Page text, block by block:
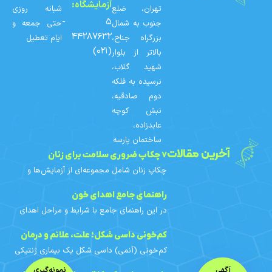
تهران، ضلع
جنوب به شمال
بزرگراه جناح،
بالاتر از بلوار
شهید گلاب،
نرسیده به فلکه
دوم صادقیه،
نبش کوچه
عابدزاده،
ساختمان پارسه
آزمایشگاه:
۵ -
۴۴۲۸۷۶۳۲
(۰۲۱)
شبانه روزی
حتی جمعه و
ایام تعطیل
آخرین مقالات۷ چکاپ ضروری سلامت برای زنان
چکاپ زنان شامل مجموعه‌ای از آزمایش‌ها و
سابقه خانوادگی و عوامل خطر هر فرد
برنامه‌ریزی می‌شوند. در
راهنمای جامع اهدای خون
در این راهنمای جامع با شرایط و مراحل اهدای
خون بانوان، آزمایش‌های خون اهدایی، فواید و
مراقبت‌های قبل و
کم‌خونی داسی‌ شکل؛ علت، علائم و درمان
کم‌خونی (آنمی) داسی‌ شکل یک بیماری ژنتیکی
ارثی است. در این مقاله با علائم، علت ژنتیکی،